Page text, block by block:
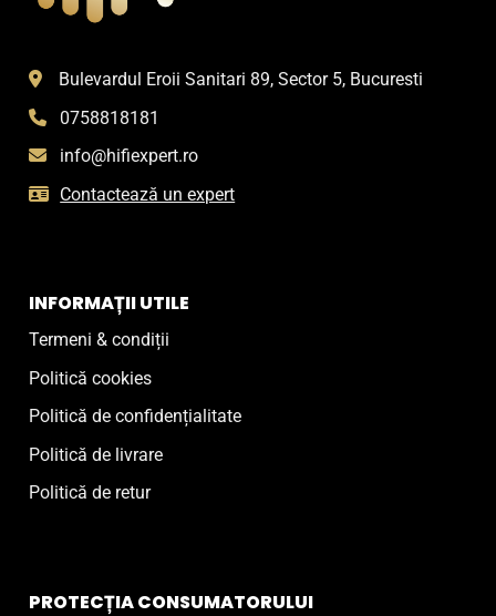
Bulevardul Eroii Sanitari 89, Sector 5, Bucuresti
0758818181
info@hifiexpert.ro
Contactează un expert
INFORMAȚII UTILE
Termeni & condiții
Politică cookies
Politică de confidențialitate
Politică de livrare
Politică de retur
PROTECȚIA CONSUMATORULUI